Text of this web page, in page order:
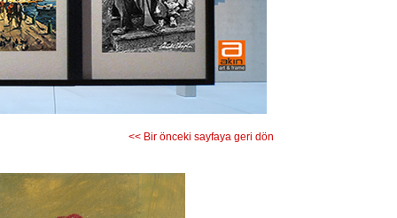
<< Bir önceki sayfaya geri dön